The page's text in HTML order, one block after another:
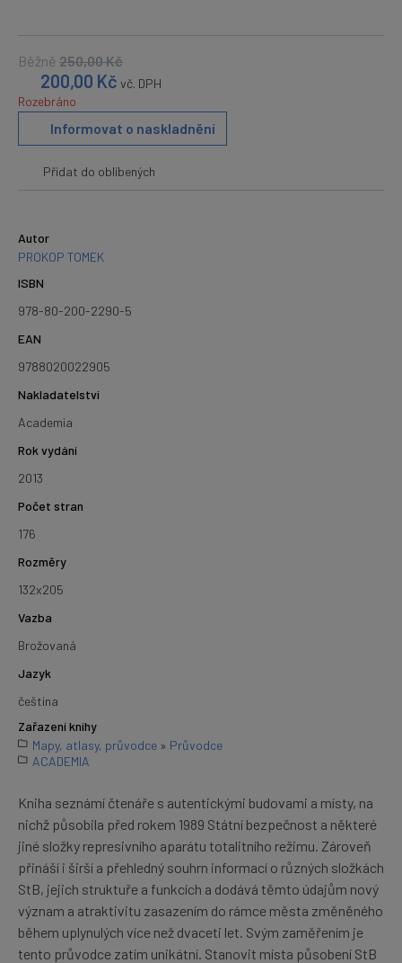
Běžně 250,00Kč
200,00 Kč vč. DPH
Rozebráno
Informovat o naskladnění
Přidat do oblíbených
Autor
PROKOP TOMEK
ISBN
978-80-200-2290-5
EAN
9788020022905
Nakladatelství
Academia
Rok vydání
2013
Počet stran
176
Rozměry
132x205
Vazba
Brožovaná
Jazyk
čeština
Zařazení knihy
Mapy, atlasy, průvodce » Průvodce
ACADEMIA
Kniha seznámí čtenáře s autentickými budovami a místy, na
nichž působila před rokem 1989 Státní bezpečnost a některé
jiné složky represivního aparátu totalitního režimu. Zároveň
přináší i širší a přehledný souhrn informací o různých složkách
StB, jejich struktuře a funkcích a dodává těmto údajům nový
význam a atraktivitu zasazením do rámce města změněného
během uplynulých více než dvaceti let. Svým zaměřením je
tento průvodce zatím unikátní. Stanovit místa působení StB